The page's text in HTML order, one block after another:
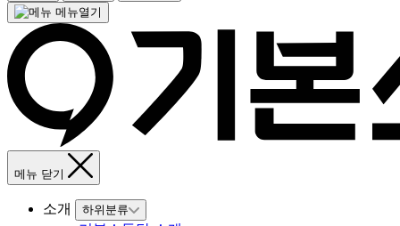
메뉴열기
메뉴 닫기
소개 하위분류